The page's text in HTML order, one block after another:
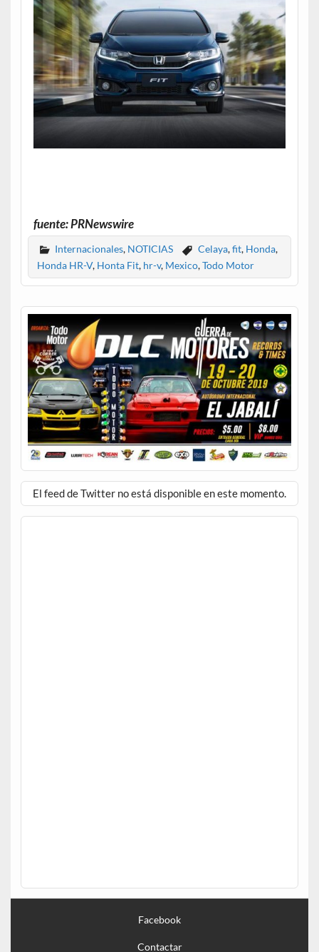
fuente: PRNewswire
Internacionales, NOTICIAS Celaya,fit, Honda,
Honda HR-V, Honta Fit, hr-v, Mexico,Todo Motor
El feed de Twitter no está disponible en este momento.
Facebook
Contactar